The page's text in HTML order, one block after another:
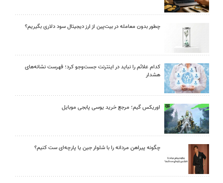
چطور بدون معامله در بیت‌پین از ارز دیجیتال سود دلاری بگیریم؟
کدام علائم را نباید در اینترنت جست‌وجو کرد؛ فهرست نشانه‌های
هشدار
اوریکس گیم؛ مرجع خرید یوسی پابجی موبایل
چگونه پیراهن مردانه را با شلوار جین یا پارچه‌ای ست کنیم؟